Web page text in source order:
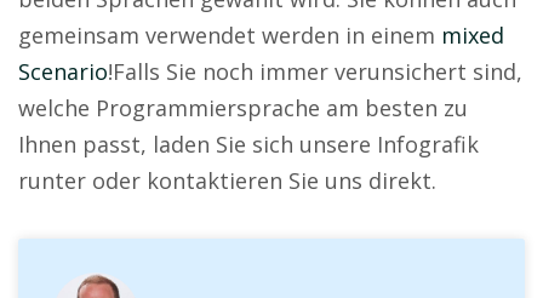
gemeinsam verwendet werden in einem mixed
Scenario!Falls Sie noch immer verunsichert sind,
welche Programmiersprache am besten zu
Ihnen passt, laden Sie sich unsere Infografik
runter oder kontaktieren Sie uns direkt.